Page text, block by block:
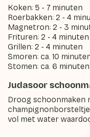
Koken: 5 - 7 minuten
Roerbakken: 2 - 4
Magnetron: 2 - 3
Frituren: 2 - 4 minuten
Grillen: 2 - 4 minuten
Smoren: ca. 10
Stomen: ca. 6 minuten
Judasoor
Droog schoonmaken
vol met water